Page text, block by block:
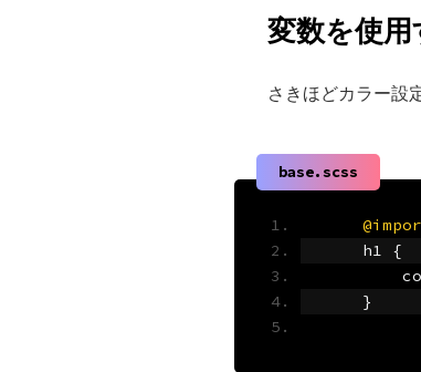
変数を使用
さきほどカラー設
base.scss
    h1
{
}